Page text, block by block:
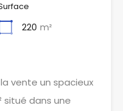
220 m²
vente un spacieux
situé dans une